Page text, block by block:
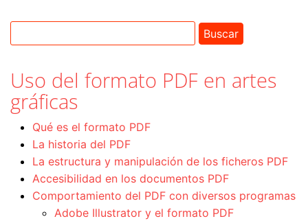
Uso del formato PDF en artes
gráficas
Qué es el formato PDF
La historia del PDF
La estructura y manipulación de los ficheros PDF
Accesibilidad en los documentos PDF
Comportamiento del PDF con diversos programas
Adobe Illustrator y el formato PDF